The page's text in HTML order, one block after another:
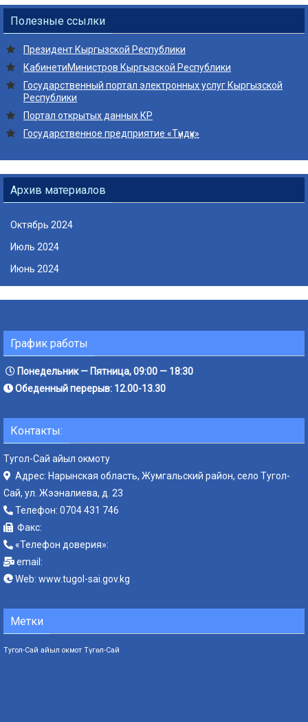
Полезные ссылки
Президент Кыргызской Республики
КабинетиМинистров Кыргызской Республики
Государственный портал электронных услуг Кыргызской
Республики
Портал открытых данных КР
Государственное предприятие «Түндүк»
Архив материалов
Октябрь 2024
Июль 2024
Июнь 2024
График работы
Понедельник — Пятница, 09:00 — 18:30
Обеденный перерыв: 12.00-13.30
Контакты:
Тугол-Сай айыл окмоту
Адрес: Нарынская область, Жумгальский район, село Тугол-
Сай, ул. Жээналиева, д. 23
Телефон: 0704 431 746
Факс:
«Телефон доверия»:
email:
Web: www.tugol-sai.gov.kg
Метки
Тугол-Сай айыл окмот Түгөл-Сай